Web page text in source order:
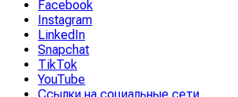
Facebook
Instagram
LinkedIn
Snapchat
TikTok
YouTube